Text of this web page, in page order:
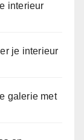
interieur
je interieur
galerie met